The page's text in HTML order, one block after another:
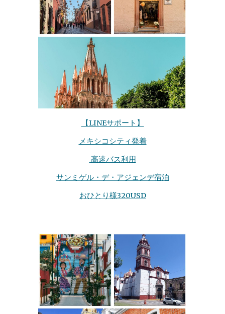
【LINEサポート】
メキシコシティ発着
高速バス利用
サンミゲル・デ・アジェンデ宿泊
おひとり様320USD